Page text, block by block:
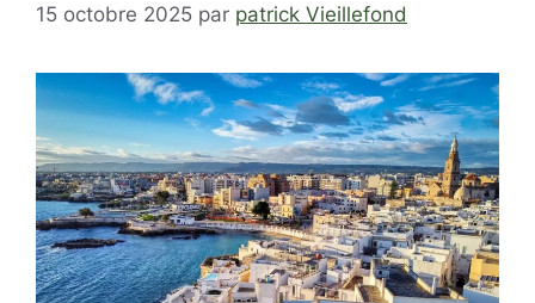
15 octobre 2025 par patrick Vieillefond